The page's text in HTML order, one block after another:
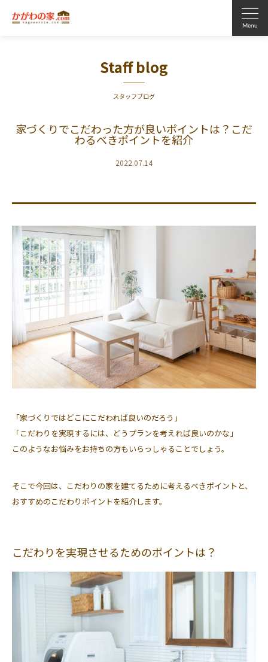
Staff blog
スタッフブログ
家づくりでこだわった方が良いポイントは？こだ
わるべきポイントを紹介
2022.07.14
「家づくりではどこにこだわれば良いのだろう」
「こだわりを実現するには、どうプランを考えれば良いのかな」
このようなお悩みをお持ちの方もいらっしゃることでしょう。
そこで今回は、こだわりの家を建てるために考えるべきポイントと、
おすすめのこだわりポイントを紹介します。
こだわりを実現させるためのポイントは？